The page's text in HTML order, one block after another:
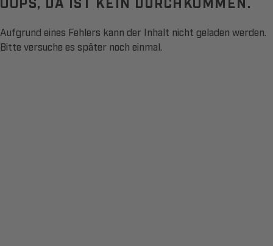
Aufgrund eines Fehlers kann der Inhalt nicht geladen werden.
Bitte versuche es später noch einmal.